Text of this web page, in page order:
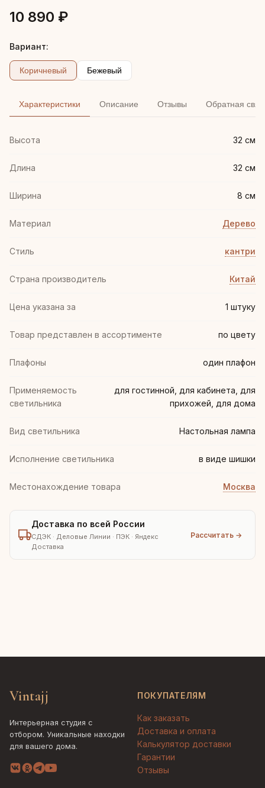
10 890 ₽
Вариант:
Коричневый Бежевый
Характеристики Описание Отзывы Обратная
Высота 32 см
Длина 32 см
Ширина 8 см
Материал Дерево
Стиль кантри
Страна производитель Китай
Цена указана за 1 штуку
Товар представлен в ассортименте по цвету
Плафоны один плафон
Применяемость
светильника
для гостинной, для кабинета, для
прихожей, для дома
Вид светильника Настольная лампа
Исполнение светильника в виде шишки
Местонахождение товара Москва
Доставка по всей России
СДЭК · Деловые Линии · ПЭК · Яндекс
Доставка
Рассчитать →
Vintajj
Интерьерная студия с
отбором. Уникальные находки
для вашего дома.
ПОКУПАТЕЛЯМ
Как заказать
Доставка и оплата
Калькулятор доставки
Гарантии
Отзывы